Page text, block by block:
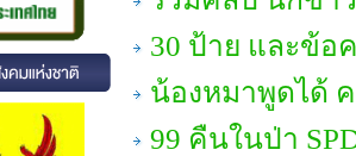
30 ป้าย และข้อ
น้องหมาพูดได้
99 คืนในป่า